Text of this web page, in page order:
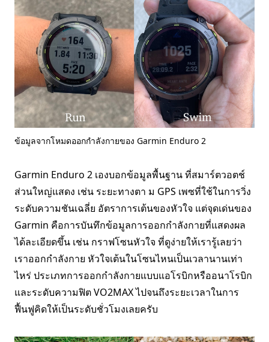
ข้อมูลจากโหมดออกกำลังกายของ Garmin Enduro 2
Garmin Enduro 2 เองบอกข้อมูลพื้นฐาน ที่สมาร์ตวอตช์
ส่วนใหญ่แสดง เช่น ระยะทางตา ม GPS เพซที่ใช้ในการวิ่ง
ระดับความชันเฉลี่ย อัตราการเต้นของหัวใจ แต่จุดเด่นของ
Garmin คือการบันทึกข้อมูลการออกกำลังกายที่แสดงผล
ได้ละเอียดขึ้น เช่น กราฟโซนหัวใจ ที่ดูง่ายให้เรารู้เลยว่า
เราออกกำลังกาย หัวใจเต้นในโซนไหนเป็นเวลานานเท่า
ไหร่ ประเภทการออกกำลังกายแบบแอโรบิกหรืออนาโรบิก
และระดับความฟิต VO2MAX ไปจนถึงระยะเวลาในการ
ฟื้นฟูคิดให้เป็นระดับชั่วโมงเลยครับ